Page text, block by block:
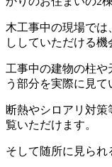
木工事中の現場で
ししていただける機
工事中の建物の柱や
う部分を実際に見て
断熱やシロアリ対
覧いただけます。
そして随所に見られ